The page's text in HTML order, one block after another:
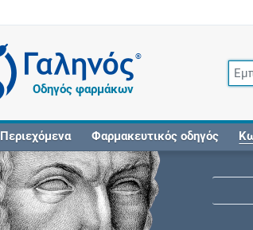
®
Οδηγός φαρμάκων
Περιεχόμενα Φαρμακευτικός οδηγός